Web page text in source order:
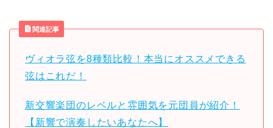
関連記事
ヴィオラ弦を8種類比較！本当にオススメできる
弦はこれだ！
新交響楽団のレベルと雰囲気を元団員が紹介！
【新響で演奏したいあなたへ】